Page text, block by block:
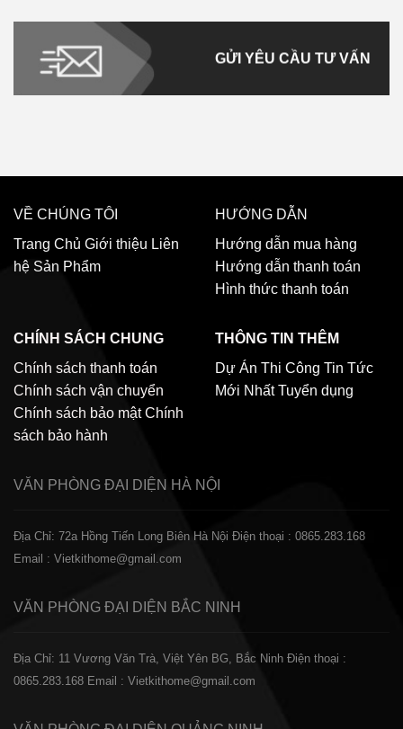
GỬI YÊU CẦU TƯ VẤN
VỀ CHÚNG TÔI
Trang Chủ Giới thiệu Liên
hệ Sản Phẩm
HƯỚNG DẪN
Hướng dẫn mua hàng
Hướng dẫn thanh toán
Hình thức thanh toán
CHÍNH SÁCH CHUNG
Chính sách thanh toán
Chính sách vận chuyển
Chính sách bảo mật Chính
sách bảo hành
THÔNG TIN THÊM
Dự Án Thi Công Tin Tức
Mới Nhất Tuyển dụng
VĂN PHÒNG ĐẠI DIỆN HÀ NỘI
Địa Chỉ: 72a Hồng Tiến Long Biên Hà Nội Điện thoại : 0865.283.168
Email : Vietkithome@gmail.com
VĂN PHÒNG ĐẠI DIỆN BẮC NINH
Địa Chỉ: 11 Vương Văn Trà, Việt Yên BG, Bắc Ninh Điện thoại :
0865.283.168 Email : Vietkithome@gmail.com